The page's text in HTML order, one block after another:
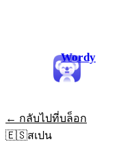
Wordy
← กลับไปที่บล็อก
🇪🇸สเปน